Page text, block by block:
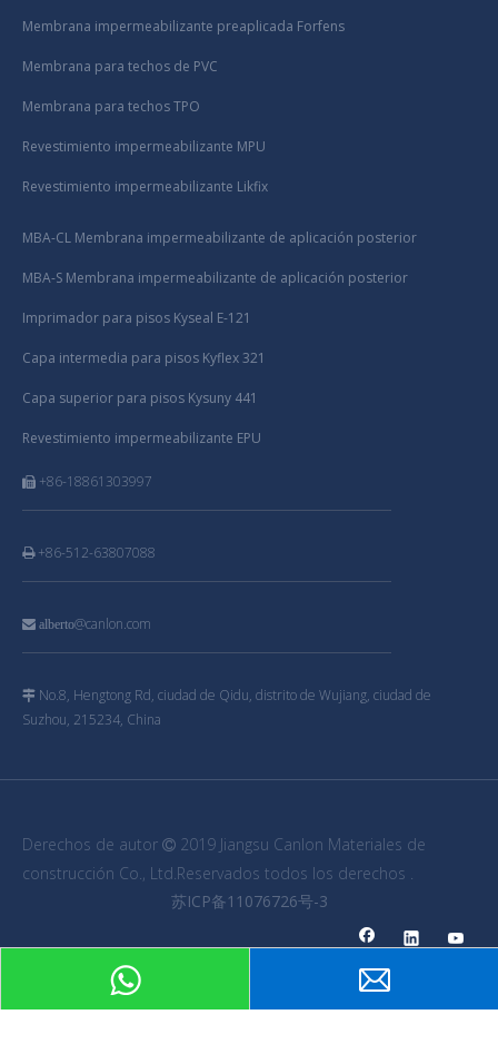
Membrana impermeabilizante preaplicada Forfens
Membrana para techos de PVC
Membrana para techos TPO
Revestimiento impermeabilizante MPU
Revestimiento impermeabilizante Likfix
MBA-CL Membrana impermeabilizante de aplicación posterior
MBA-S Membrana impermeabilizante de aplicación posterior
Imprimador para pisos Kyseal E-121
Capa intermedia para pisos Kyflex 321
Capa superior para pisos Kysuny 441
Revestimiento impermeabilizante EPU
 +86-18861303997
+86-512-63807088
 alberto@canlon.com
 No.8, Hengtong Rd, ciudad de Qidu, distrito de Wujiang, ciudad de
Suzhou, 215234, China
Derechos de autor  2019 Jiangsu Canlon Materiales de
construcción Co., Ltd.Reservados todos los derechos .
苏ICP备11076726号-3